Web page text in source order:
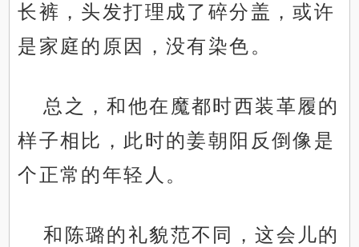
长裤，头发打理成了碎分盖，或许
是家庭的原因，没有染色。
总之，和他在魔都时西装革履的
样子相比，此时的姜朝阳反倒像是
个正常的年轻人。
和陈璐的礼貌范不同，这会儿的